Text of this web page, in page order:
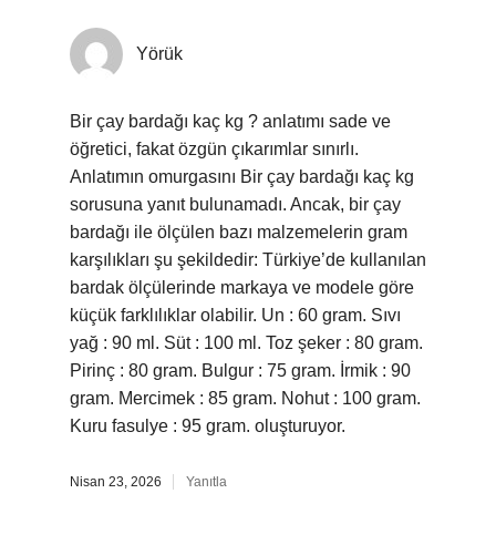
Yörük
Bir çay bardağı kaç kg ? anlatımı sade ve
öğretici, fakat özgün çıkarımlar sınırlı.
Anlatımın omurgasını Bir çay bardağı kaç kg
sorusuna yanıt bulunamadı. Ancak, bir çay
bardağı ile ölçülen bazı malzemelerin gram
karşılıkları şu şekildedir: Türkiye’de kullanılan
bardak ölçülerinde markaya ve modele göre
küçük farklılıklar olabilir. Un : 60 gram. Sıvı
yağ : 90 ml. Süt : 100 ml. Toz şeker : 80 gram.
Pirinç : 80 gram. Bulgur : 75 gram. İrmik : 90
gram. Mercimek : 85 gram. Nohut : 100 gram.
Kuru fasulye : 95 gram. oluşturuyor.
Nisan 23, 2026 Yanıtla